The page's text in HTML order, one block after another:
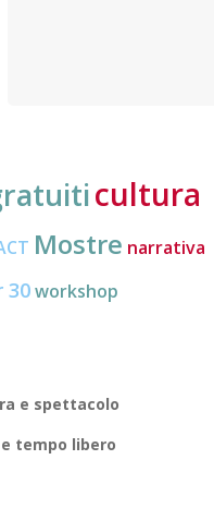
cultura
Mostre narrativa
30workshop
e spettacolo
tempo libero